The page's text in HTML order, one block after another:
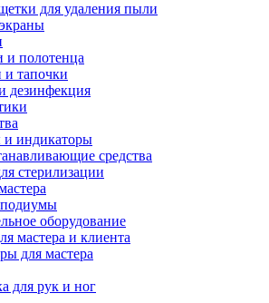
для удаления пыли
и полотенца
тапочки
дезинфекция
индикаторы
средства
стерилизации
оборудование
мастера и клиента
для мастера
для рук и ног